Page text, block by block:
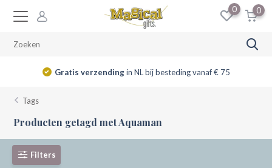
0 0
Gratis verzendingin NL bij besteding vanaf € 75
Tags
Producten getagd met Aquaman
Filters